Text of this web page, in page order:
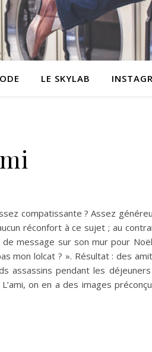
LE SKYLAB
compatissante ? Assez
réconfort à ce sujet ; au
message sur son mur pour
mon lolcat ? ». Résultat : des
assassins pendant les
on en a des images